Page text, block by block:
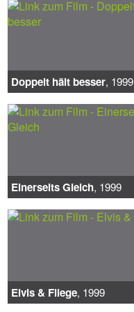
Doppelt hält besser, 1999
Einerseits Gleich, 1999
Elvis & Fliege, 1999